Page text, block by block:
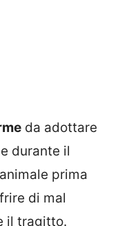
da adottare
durante il
prima
di mal
il tragitto.